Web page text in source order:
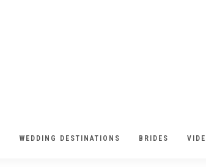
WEDDING DESTINATIONS BRIDES